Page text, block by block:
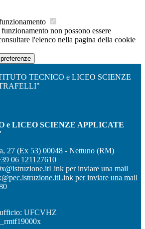
non possono essere
l'elenco nella pagina della cookie
TECNICO e LICEO SCIENZE
e LICEO SCIENZE APPLICATE
27 (Ex 53) 00048 - Nettuno (RM)
06 121127610
Link per inviare una mail
Link per inviare una mail
UFCVHZ